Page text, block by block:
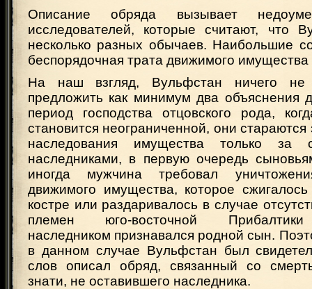
Описание обряда вызывает
исследователей, которые считают, что
несколько разных обычаев. Наибольшие
беспорядочная трата движимого
На наш взгляд, Вульфстан ничего не
предложить как минимум два объяснения
период господства отцовского рода,
становится неограниченной, они стараются
наследования имущества только за
наследниками, в первую очередь
иногда мужчина требовал
движимого имущества, которое
костре или раздаривалось в случае
племен юго-восточной
наследником признавался родной сын.
в данном случае Вульфстан был
слов описал обряд, связанный со
знати, не оставившего наследника.